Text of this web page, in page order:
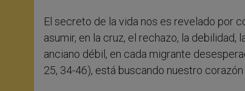
El secreto de la vida nos es revelado por
asumir, en la cruz, el rechazo, la debilidad,
anciano débil, en cada migrante
25, 34-46), está buscando nuestro